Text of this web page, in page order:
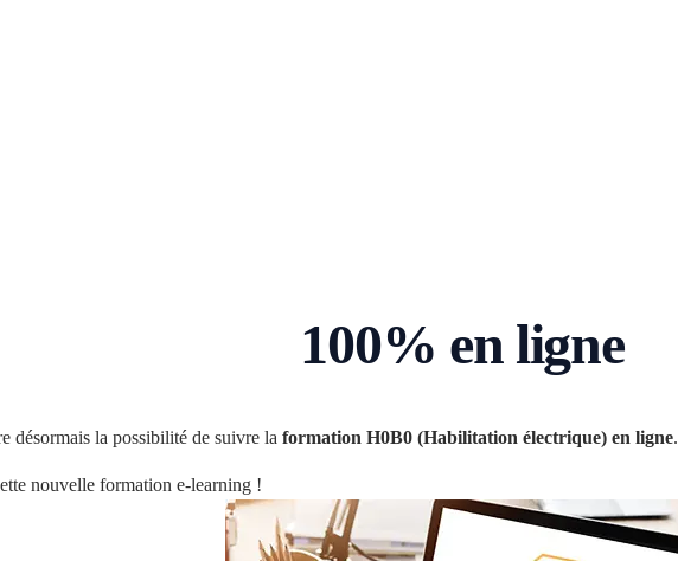
100% en ligne
désormais la possibilité de suivre la formation H0B0 (Habilitation électrique) en ligne.
nouvelle formation e-learning !